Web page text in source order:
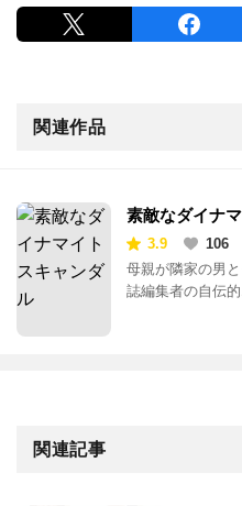
関連作品
素敵なダイナ
3.9
106
母親が隣家の男
誌編集者の自伝
関連記事